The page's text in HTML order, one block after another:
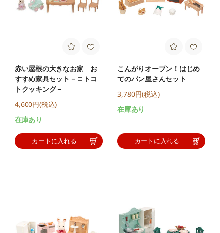
赤い屋根の大きなお家 お
すすめ家具セット－コトコ
トクッキング－
4,600円(税込)
在庫あり
カートに入れる
こんがりオーブン！はじめ
てのパン屋さんセット
3,780円(税込)
在庫あり
カートに入れる